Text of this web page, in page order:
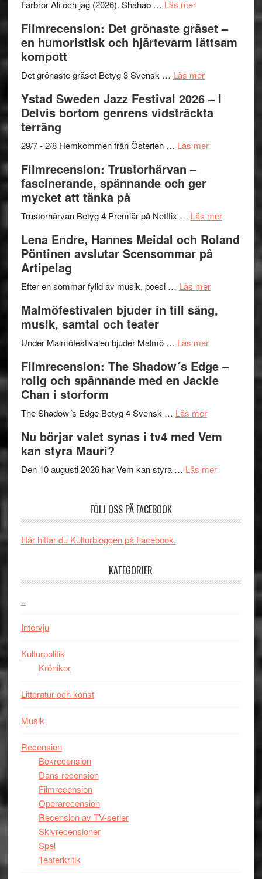
Want
Believe
–
Frankenshtey
med
Fox
och
Scully
presenterar
nya
titlar
årets
Farbror Ali och jag (2026). Shahab … Läs merom
Shahab
Mehrabi
Filmstadens
stipendium
Filmrecension: Det grönaste gräset –
en humoristisk och hjärtevarm lättsam
kompott
Det grönaste gräset Betyg 3 Svensk … Läs merom
Det
grönaste
–
och
lättsam
Ystad Sweden Jazz Festival 2026 – I
Delvis bortom genrens vidsträckta
terräng
29/7 - 2/8 Hemkommen från Österlen … Läs merom
2026
I
Delvis
genrens
terräng
Filmrecension: Trustorhärvan –
fascinerande, spännande och ger
mycket att tänka på
Trustorhärvan Betyg 4 Premiär på Netflix … Läs merom
på
Lena Endre, Hannes Meidal och Roland
Pöntinen avslutar Scensommar på
Artipelag
Efter en sommar fylld av musik, poesi … Läs merom
Endre,
Roland
Pöntinen
Artipelag
Malmöfestivalen bjuder in till sång,
musik, samtal och teater
Under Malmöfestivalen bjuder Malmö … Läs merom
bjuder
in
samtal
teater
Filmrecension: The Shadow´s Edge –
rolig och spännande med en Jackie
Chan i storform
The Shadow´s Edge Betyg 4 Svensk … Läs merom
The
´s
och
Jackie
Nu börjar valet synas i tv4 med Vem
kan styra Mauri?
Den 10 augusti 2026 har Vem kan styra … Läs merom
synas
Vem
FÖLJ OSS PÅ FACEBOOK
Här hittar du Kulturbloggen på Facebook.
KATEGORIER
..
Intervju
Kulturpolitik
Krönikor
Litteratur och konst
Musik
Recension
Bokrecension
Dans recension
Filmrecension
Operarecension
Recension av TV-serier
Skivrecensioner
Spel
Teaterkritik